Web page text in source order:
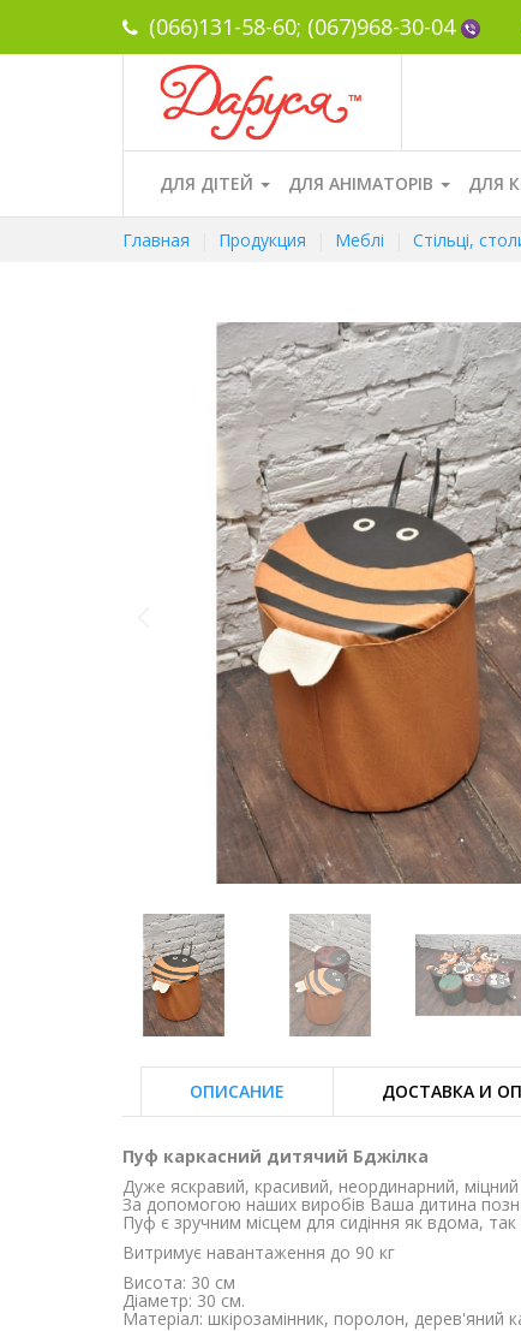
(066)131-58-60; (067)968-30-04
ДЛЯ ДІТЕЙ ДЛЯ АНІМАТОРІВ ДЛЯ
Главная Продукция Меблі Стільці,
ОПИСАНИЕ ДОСТАВКА И
Пуф каркасний дитячий Бджілка
Дуже яскравий, красивий, неординарний,
За допомогою наших виробів Ваша дитина
Пуф є зручним місцем для сидіння як вдома,
Витримує навантаження до 90 кг
Висота: 30 см
Діаметр: 30 см.
Матеріал: шкірозамінник, поролон, дерев'яний